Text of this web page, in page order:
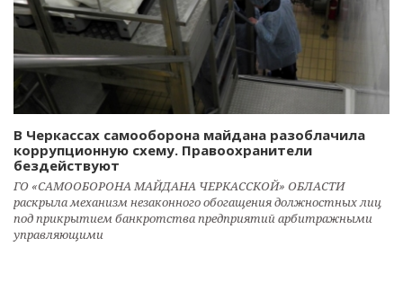
В Черкассах самооборона майдана разоблачила
коррупционную схему. Правоохранители
бездействуют
ГО «САМООБОРОНА МАЙДАНА ЧЕРКАССКОЙ» ОБЛАСТИ
раскрыла механизм незаконного обогащения должностных лиц
под прикрытием банкротства предприятий арбитражными
управляющими